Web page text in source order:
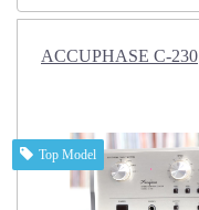
ACCUPHASE C-230
Top Model